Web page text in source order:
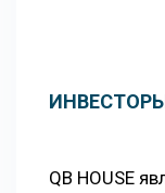
QB HOUSE